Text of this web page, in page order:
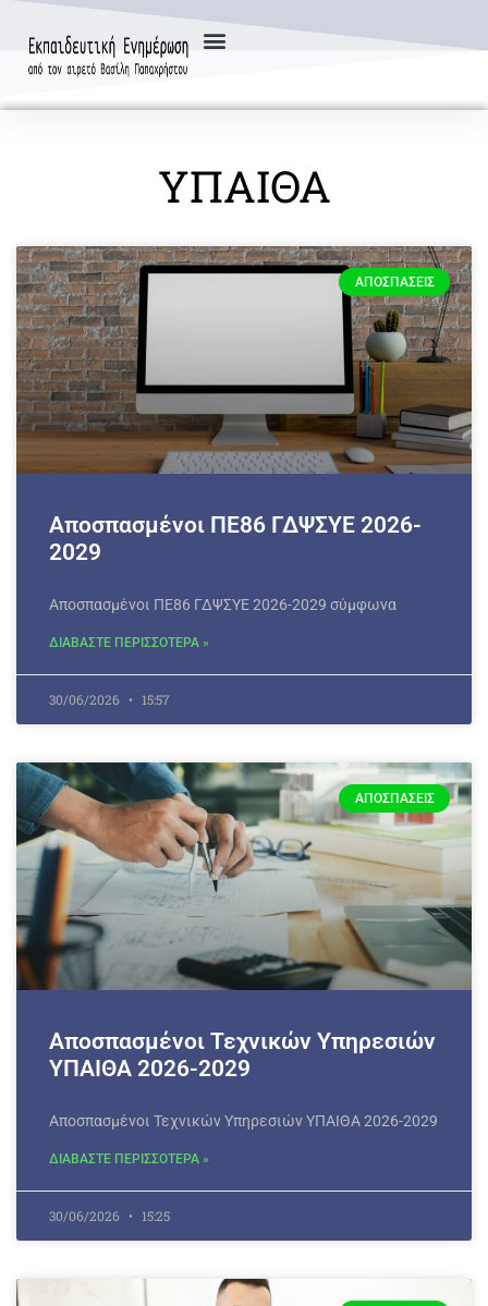
ΥΠΑΙΘΑ
ΑΠΟΣΠΆΣΕΙΣ
Αποσπασμένοι ΠΕ86 ΓΔΨΣΥΕ 2026-
2029
Αποσπασμένοι ΠΕ86 ΓΔΨΣΥΕ 2026-2029 σύμφωνα
ΔΙΑΒΑΣΤΕ ΠΕΡΙΣΣΟΤΕΡΑ »
30/06/2026 15:57
ΑΠΟΣΠΆΣΕΙΣ
Αποσπασμένοι Τεχνικών Υπηρεσιών
ΥΠΑΙΘΑ 2026-2029
Αποσπασμένοι Τεχνικών Υπηρεσιών ΥΠΑΙΘΑ 2026-2029
ΔΙΑΒΑΣΤΕ ΠΕΡΙΣΣΟΤΕΡΑ »
30/06/2026 15:25